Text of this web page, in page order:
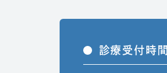
診療受付時間